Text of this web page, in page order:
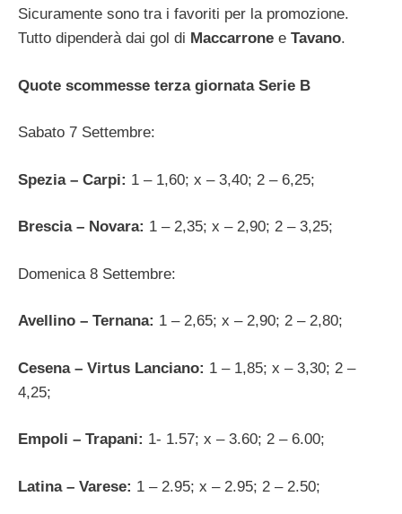
Sicuramente sono tra i favoriti per la promozione.
Tutto dipenderà dai gol di Maccarrone e Tavano.
Quote scommesse terza giornata Serie B
Sabato 7 Settembre:
Spezia – Carpi: 1 – 1,60; x – 3,40; 2 – 6,25;
Brescia – Novara: 1 – 2,35; x – 2,90; 2 – 3,25;
Domenica 8 Settembre:
Avellino – Ternana: 1 – 2,65; x – 2,90; 2 – 2,80;
Cesena – Virtus Lanciano: 1 – 1,85; x – 3,30; 2 –
4,25;
Empoli – Trapani: 1- 1.57; x – 3.60; 2 – 6.00;
Latina – Varese: 1 – 2.95; x – 2.95; 2 – 2.50;